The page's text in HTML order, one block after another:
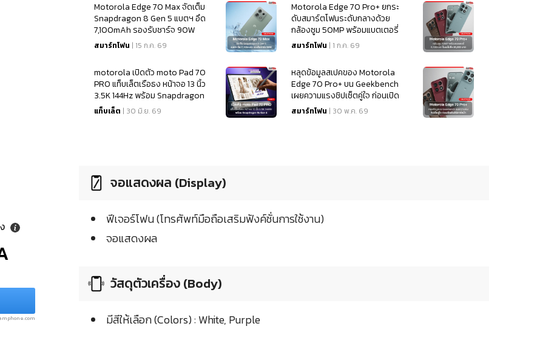
Motorola Edge 70 Max จัดเต็ม
Snapdragon 8 Gen 5 แบตฯ อึด
7,100mAh รองรับชาร์จ 90W
สมาร์ทโฟน | 15 ก.ค. 69
Motorola Edge 70 Pro+ ยกระ
ดับสมาร์ตโฟนระดับกลางด้วย
กล้องซูม 50MP พร้อมแบตเตอรี่
6,500mAh ในงบไม่ถึง 20,000
สมาร์ทโฟน | 1 ก.ค. 69
motorola เปิดตัว moto Pad 70
PRO แท็บเล็ตเรือธง หน้าจอ 13 นิ้ว
3.5K 144Hz พร้อม Snapdragon
8s Gen 4
แท็บเล็ต | 30 มิ.ย. 69
หลุดข้อมูลสเปคของ Motorola
Edge 70 Pro+ บน Geekbench
เผยความแรงชิปเซ็ตคู่ใจ ก่อนเปิด
ตัวสัปดาห์หน้า
สมาร์ทโฟน | 30 พ.ค. 69
จอแสดงผล (Display)
ฟีเจอร์โฟน (โทรศัพท์มือถือเสริมฟังค์ชั่นการใช้งาน)
จอแสดงผล
วัสดุตัวเครื่อง (Body)
มีสีให้เลือก (Colors) : White, Purple